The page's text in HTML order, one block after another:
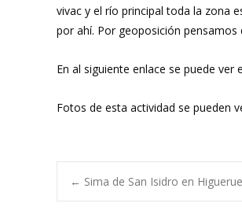
vivac y el río principal toda la zona
por ahí. Por geoposición
En al siguiente enlace se puede ver
Fotos de esta actividad se pueden
← Sima de San Isidro en